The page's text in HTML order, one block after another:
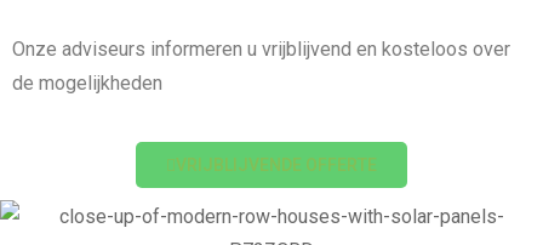
Onze adviseurs informeren u vrijblijvend en kosteloos over
de mogelijkheden
VRIJBLIJVENDE OFFERTE